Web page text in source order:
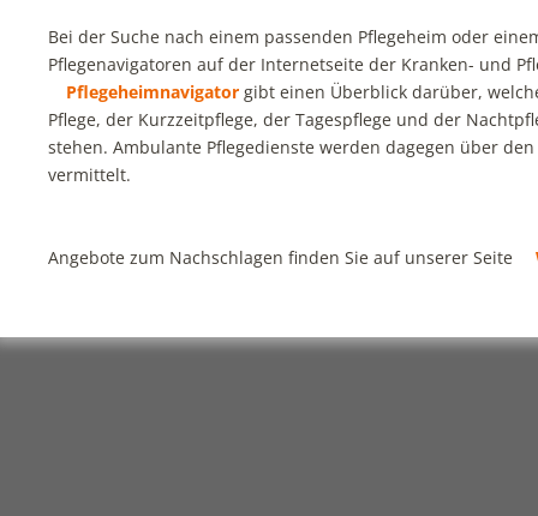
Bei der Suche nach einem passenden Pflegeheim oder
Pflegenavigatoren auf der Internetseite der Kranken- und
Pflegeheimnavigator gibt einen Überblick darüber,
Pflege, der Kurzzeitpflege, der Tagespflege und der
stehen. Ambulante Pflegedienste werden dagegen über den
vermittelt.
Angebote zum Nachschlagen finden Sie auf unserer Seite